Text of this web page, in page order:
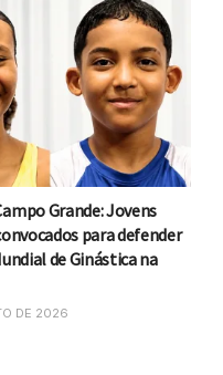
Grande: Jovens
para defender
de Ginástica na
DE 2026